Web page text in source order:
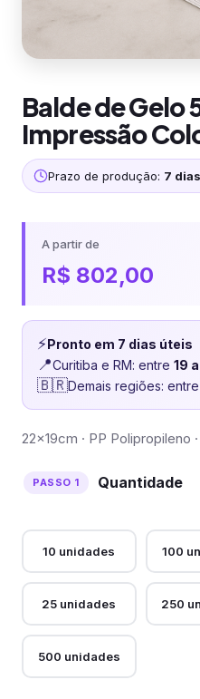
Balde de Gelo
Impressão
Prazo de produção: 7
A partir de
R$ 802,00
⚡Pronto em 7 dias úteis
📍Curitiba e RM: entre 19
🇧🇷Demais regiões: entre
22x19cm · PP Polipropileno
Quantidade
10 unidades 100
25 unidades 250
500 unidades